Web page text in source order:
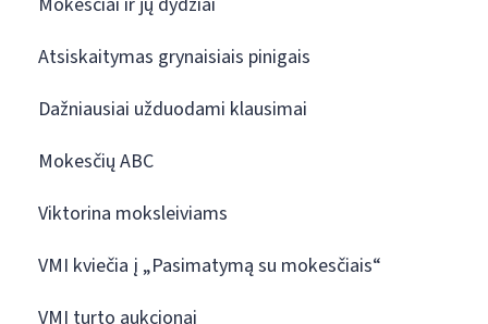
Atsiskaitymas grynaisiais pinigais
Dažniausiai užduodami klausimai
Mokesčių ABC
Viktorina moksleiviams
VMI kviečia į „Pasimatymą su mokesčiais“
VMI turto aukcionai